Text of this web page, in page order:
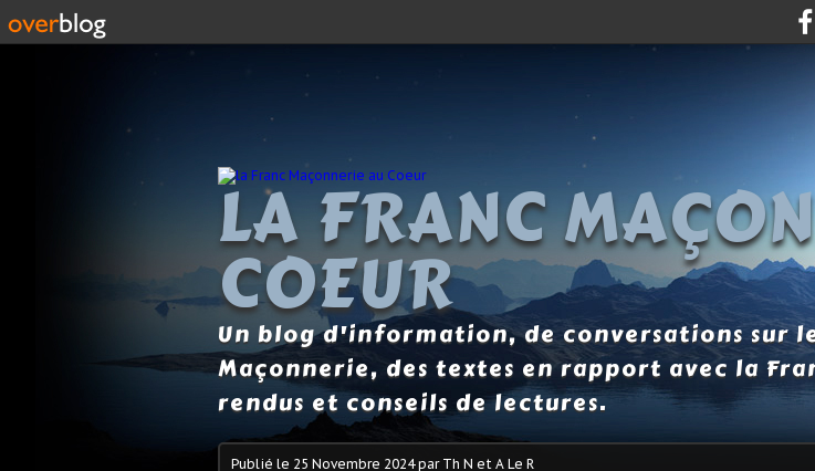
LA FRANC
COEUR
Un blog d'information, de conversations sur
Maçonnerie, des textes en rapport avec la
rendus et conseils de lectures.
Publié le 25 Novembre 2024par Th N et A Le R